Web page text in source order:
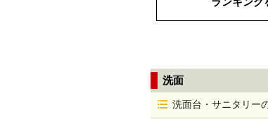
洗面
洗面台・サニタリー